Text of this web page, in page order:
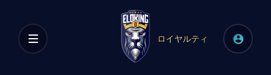
ロイヤルティ